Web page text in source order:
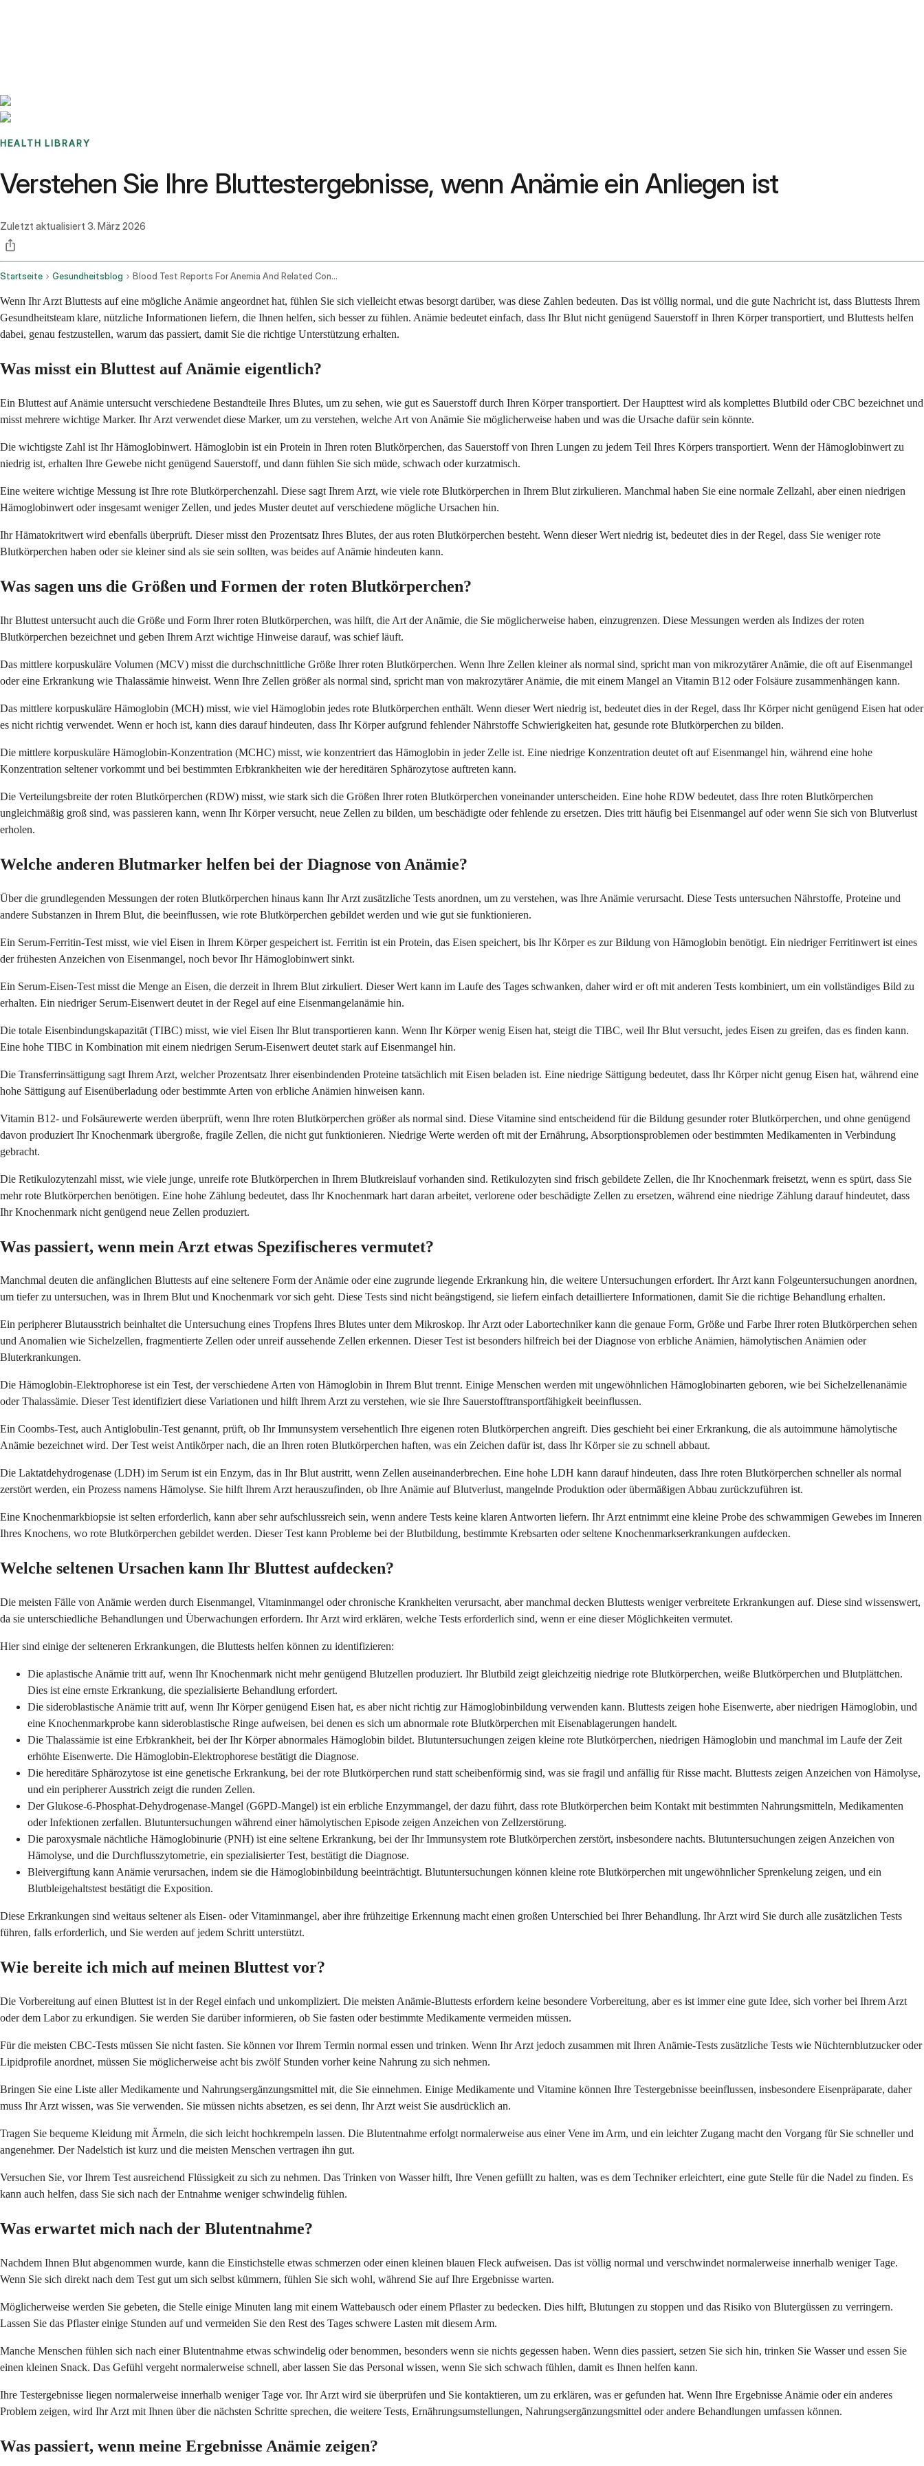
HEALTH LIBRARY
Verstehen Sie Ihre Bluttestergebnisse, wenn Anämie ein Anliegen ist
Zuletzt aktualisiert 3. März 2026
Startseite Gesundheitsblog Blood Test Reports For Anemia And Related Concerns
Wenn Ihr Arzt Bluttests auf eine mögliche Anämie angeordnet hat, fühlen Sie sich vielleicht etwas besorgt darüber, was diese Zahlen bedeuten. Das ist völlig normal, und die gute Nachricht ist, dass Bluttests Ihrem
Gesundheitsteam klare, nützliche Informationen liefern, die Ihnen helfen, sich besser zu fühlen. Anämie bedeutet einfach, dass Ihr Blut nicht genügend Sauerstoff in Ihren Körper transportiert, und Bluttests helfen
dabei, genau festzustellen, warum das passiert, damit Sie die richtige Unterstützung erhalten.
Was misst ein Bluttest auf Anämie eigentlich?
Ein Bluttest auf Anämie untersucht verschiedene Bestandteile Ihres Blutes, um zu sehen, wie gut es Sauerstoff durch Ihren Körper transportiert. Der Haupttest wird als komplettes Blutbild oder CBC bezeichnet und
misst mehrere wichtige Marker. Ihr Arzt verwendet diese Marker, um zu verstehen, welche Art von Anämie Sie möglicherweise haben und was die Ursache dafür sein könnte.
Die wichtigste Zahl ist Ihr Hämoglobinwert. Hämoglobin ist ein Protein in Ihren roten Blutkörperchen, das Sauerstoff von Ihren Lungen zu jedem Teil Ihres Körpers transportiert. Wenn der Hämoglobinwert zu
niedrig ist, erhalten Ihre Gewebe nicht genügend Sauerstoff, und dann fühlen Sie sich müde, schwach oder kurzatmisch.
Eine weitere wichtige Messung ist Ihre rote Blutkörperchenzahl. Diese sagt Ihrem Arzt, wie viele rote Blutkörperchen in Ihrem Blut zirkulieren. Manchmal haben Sie eine normale Zellzahl, aber einen niedrigen
Hämoglobinwert oder insgesamt weniger Zellen, und jedes Muster deutet auf verschiedene mögliche Ursachen hin.
Ihr Hämatokritwert wird ebenfalls überprüft. Dieser misst den Prozentsatz Ihres Blutes, der aus roten Blutkörperchen besteht. Wenn dieser Wert niedrig ist, bedeutet dies in der Regel, dass Sie weniger rote
Blutkörperchen haben oder sie kleiner sind als sie sein sollten, was beides auf Anämie hindeuten kann.
Was sagen uns die Größen und Formen der roten Blutkörperchen?
Ihr Bluttest untersucht auch die Größe und Form Ihrer roten Blutkörperchen, was hilft, die Art der Anämie, die Sie möglicherweise haben, einzugrenzen. Diese Messungen werden als Indizes der roten
Blutkörperchen bezeichnet und geben Ihrem Arzt wichtige Hinweise darauf, was schief läuft.
Das mittlere korpuskuläre Volumen (MCV) misst die durchschnittliche Größe Ihrer roten Blutkörperchen. Wenn Ihre Zellen kleiner als normal sind, spricht man von mikrozytärer Anämie, die oft auf Eisenmangel
oder eine Erkrankung wie Thalassämie hinweist. Wenn Ihre Zellen größer als normal sind, spricht man von makrozytärer Anämie, die mit einem Mangel an Vitamin B12 oder Folsäure zusammenhängen kann.
Das mittlere korpuskuläre Hämoglobin (MCH) misst, wie viel Hämoglobin jedes rote Blutkörperchen enthält. Wenn dieser Wert niedrig ist, bedeutet dies in der Regel, dass Ihr Körper nicht genügend Eisen hat oder
es nicht richtig verwendet. Wenn er hoch ist, kann dies darauf hindeuten, dass Ihr Körper aufgrund fehlender Nährstoffe Schwierigkeiten hat, gesunde rote Blutkörperchen zu bilden.
Die mittlere korpuskuläre Hämoglobin-Konzentration (MCHC) misst, wie konzentriert das Hämoglobin in jeder Zelle ist. Eine niedrige Konzentration deutet oft auf Eisenmangel hin, während eine hohe
Konzentration seltener vorkommt und bei bestimmten Erbkrankheiten wie der hereditären Sphärozytose auftreten kann.
Die Verteilungsbreite der roten Blutkörperchen (RDW) misst, wie stark sich die Größen Ihrer roten Blutkörperchen voneinander unterscheiden. Eine hohe RDW bedeutet, dass Ihre roten Blutkörperchen
ungleichmäßig groß sind, was passieren kann, wenn Ihr Körper versucht, neue Zellen zu bilden, um beschädigte oder fehlende zu ersetzen. Dies tritt häufig bei Eisenmangel auf oder wenn Sie sich von Blutverlust
erholen.
Welche anderen Blutmarker helfen bei der Diagnose von Anämie?
Über die grundlegenden Messungen der roten Blutkörperchen hinaus kann Ihr Arzt zusätzliche Tests anordnen, um zu verstehen, was Ihre Anämie verursacht. Diese Tests untersuchen Nährstoffe, Proteine und
andere Substanzen in Ihrem Blut, die beeinflussen, wie rote Blutkörperchen gebildet werden und wie gut sie funktionieren.
Ein Serum-Ferritin-Test misst, wie viel Eisen in Ihrem Körper gespeichert ist. Ferritin ist ein Protein, das Eisen speichert, bis Ihr Körper es zur Bildung von Hämoglobin benötigt. Ein niedriger Ferritinwert ist eines
der frühesten Anzeichen von Eisenmangel, noch bevor Ihr Hämoglobinwert sinkt.
Ein Serum-Eisen-Test misst die Menge an Eisen, die derzeit in Ihrem Blut zirkuliert. Dieser Wert kann im Laufe des Tages schwanken, daher wird er oft mit anderen Tests kombiniert, um ein vollständiges Bild zu
erhalten. Ein niedriger Serum-Eisenwert deutet in der Regel auf eine Eisenmangelanämie hin.
Die totale Eisenbindungskapazität (TIBC) misst, wie viel Eisen Ihr Blut transportieren kann. Wenn Ihr Körper wenig Eisen hat, steigt die TIBC, weil Ihr Blut versucht, jedes Eisen zu greifen, das es finden kann.
Eine hohe TIBC in Kombination mit einem niedrigen Serum-Eisenwert deutet stark auf Eisenmangel hin.
Die Transferrinsättigung sagt Ihrem Arzt, welcher Prozentsatz Ihrer eisenbindenden Proteine tatsächlich mit Eisen beladen ist. Eine niedrige Sättigung bedeutet, dass Ihr Körper nicht genug Eisen hat, während eine
hohe Sättigung auf Eisenüberladung oder bestimmte Arten von erbliche Anämien hinweisen kann.
Vitamin B12- und Folsäurewerte werden überprüft, wenn Ihre roten Blutkörperchen größer als normal sind. Diese Vitamine sind entscheidend für die Bildung gesunder roter Blutkörperchen, und ohne genügend
davon produziert Ihr Knochenmark übergroße, fragile Zellen, die nicht gut funktionieren. Niedrige Werte werden oft mit der Ernährung, Absorptionsproblemen oder bestimmten Medikamenten in Verbindung
gebracht.
Die Retikulozytenzahl misst, wie viele junge, unreife rote Blutkörperchen in Ihrem Blutkreislauf vorhanden sind. Retikulozyten sind frisch gebildete Zellen, die Ihr Knochenmark freisetzt, wenn es spürt, dass Sie
mehr rote Blutkörperchen benötigen. Eine hohe Zählung bedeutet, dass Ihr Knochenmark hart daran arbeitet, verlorene oder beschädigte Zellen zu ersetzen, während eine niedrige Zählung darauf hindeutet, dass
Ihr Knochenmark nicht genügend neue Zellen produziert.
Was passiert, wenn mein Arzt etwas Spezifischeres vermutet?
Manchmal deuten die anfänglichen Bluttests auf eine seltenere Form der Anämie oder eine zugrunde liegende Erkrankung hin, die weitere Untersuchungen erfordert. Ihr Arzt kann Folgeuntersuchungen anordnen,
um tiefer zu untersuchen, was in Ihrem Blut und Knochenmark vor sich geht. Diese Tests sind nicht beängstigend, sie liefern einfach detailliertere Informationen, damit Sie die richtige Behandlung erhalten.
Ein peripherer Blutausstrich beinhaltet die Untersuchung eines Tropfens Ihres Blutes unter dem Mikroskop. Ihr Arzt oder Labortechniker kann die genaue Form, Größe und Farbe Ihrer roten Blutkörperchen sehen
und Anomalien wie Sichelzellen, fragmentierte Zellen oder unreif aussehende Zellen erkennen. Dieser Test ist besonders hilfreich bei der Diagnose von erbliche Anämien, hämolytischen Anämien oder
Bluterkrankungen.
Die Hämoglobin-Elektrophorese ist ein Test, der verschiedene Arten von Hämoglobin in Ihrem Blut trennt. Einige Menschen werden mit ungewöhnlichen Hämoglobinarten geboren, wie bei Sichelzellenanämie
oder Thalassämie. Dieser Test identifiziert diese Variationen und hilft Ihrem Arzt zu verstehen, wie sie Ihre Sauerstofftransportfähigkeit beeinflussen.
Ein Coombs-Test, auch Antiglobulin-Test genannt, prüft, ob Ihr Immunsystem versehentlich Ihre eigenen roten Blutkörperchen angreift. Dies geschieht bei einer Erkrankung, die als autoimmune hämolytische
Anämie bezeichnet wird. Der Test weist Antikörper nach, die an Ihren roten Blutkörperchen haften, was ein Zeichen dafür ist, dass Ihr Körper sie zu schnell abbaut.
Die Laktatdehydrogenase (LDH) im Serum ist ein Enzym, das in Ihr Blut austritt, wenn Zellen auseinanderbrechen. Eine hohe LDH kann darauf hindeuten, dass Ihre roten Blutkörperchen schneller als normal
zerstört werden, ein Prozess namens Hämolyse. Sie hilft Ihrem Arzt herauszufinden, ob Ihre Anämie auf Blutverlust, mangelnde Produktion oder übermäßigen Abbau zurückzuführen ist.
Eine Knochenmarkbiopsie ist selten erforderlich, kann aber sehr aufschlussreich sein, wenn andere Tests keine klaren Antworten liefern. Ihr Arzt entnimmt eine kleine Probe des schwammigen Gewebes im Inneren
Ihres Knochens, wo rote Blutkörperchen gebildet werden. Dieser Test kann Probleme bei der Blutbildung, bestimmte Krebsarten oder seltene Knochenmarkserkrankungen aufdecken.
Welche seltenen Ursachen kann Ihr Bluttest aufdecken?
Die meisten Fälle von Anämie werden durch Eisenmangel, Vitaminmangel oder chronische Krankheiten verursacht, aber manchmal decken Bluttests weniger verbreitete Erkrankungen auf. Diese sind wissenswert,
da sie unterschiedliche Behandlungen und Überwachungen erfordern. Ihr Arzt wird erklären, welche Tests erforderlich sind, wenn er eine dieser Möglichkeiten vermutet.
Hier sind einige der selteneren Erkrankungen, die Bluttests helfen können zu identifizieren:
Die aplastische Anämie tritt auf, wenn Ihr Knochenmark nicht mehr genügend Blutzellen produziert. Ihr Blutbild zeigt gleichzeitig niedrige rote Blutkörperchen, weiße Blutkörperchen und Blutplättchen.
Dies ist eine ernste Erkrankung, die spezialisierte Behandlung erfordert.
Die sideroblastische Anämie tritt auf, wenn Ihr Körper genügend Eisen hat, es aber nicht richtig zur Hämoglobinbildung verwenden kann. Bluttests zeigen hohe Eisenwerte, aber niedrigen Hämoglobin, und
eine Knochenmarkprobe kann sideroblastische Ringe aufweisen, bei denen es sich um abnormale rote Blutkörperchen mit Eisenablagerungen handelt.
Die Thalassämie ist eine Erbkrankheit, bei der Ihr Körper abnormales Hämoglobin bildet. Blutuntersuchungen zeigen kleine rote Blutkörperchen, niedrigen Hämoglobin und manchmal im Laufe der Zeit
erhöhte Eisenwerte. Die Hämoglobin-Elektrophorese bestätigt die Diagnose.
Die hereditäre Sphärozytose ist eine genetische Erkrankung, bei der rote Blutkörperchen rund statt scheibenförmig sind, was sie fragil und anfällig für Risse macht. Bluttests zeigen Anzeichen von Hämolyse,
und ein peripherer Ausstrich zeigt die runden Zellen.
Der Glukose-6-Phosphat-Dehydrogenase-Mangel (G6PD-Mangel) ist ein erbliche Enzymmangel, der dazu führt, dass rote Blutkörperchen beim Kontakt mit bestimmten Nahrungsmitteln, Medikamenten
oder Infektionen zerfallen. Blutuntersuchungen während einer hämolytischen Episode zeigen Anzeichen von Zellzerstörung.
Die paroxysmale nächtliche Hämoglobinurie (PNH) ist eine seltene Erkrankung, bei der Ihr Immunsystem rote Blutkörperchen zerstört, insbesondere nachts. Blutuntersuchungen zeigen Anzeichen von
Hämolyse, und die Durchflusszytometrie, ein spezialisierter Test, bestätigt die Diagnose.
Bleivergiftung kann Anämie verursachen, indem sie die Hämoglobinbildung beeinträchtigt. Blutuntersuchungen können kleine rote Blutkörperchen mit ungewöhnlicher Sprenkelung zeigen, und ein
Blutbleigehaltstest bestätigt die Exposition.
Diese Erkrankungen sind weitaus seltener als Eisen- oder Vitaminmangel, aber ihre frühzeitige Erkennung macht einen großen Unterschied bei Ihrer Behandlung. Ihr Arzt wird Sie durch alle zusätzlichen Tests
führen, falls erforderlich, und Sie werden auf jedem Schritt unterstützt.
Wie bereite ich mich auf meinen Bluttest vor?
Die Vorbereitung auf einen Bluttest ist in der Regel einfach und unkompliziert. Die meisten Anämie-Bluttests erfordern keine besondere Vorbereitung, aber es ist immer eine gute Idee, sich vorher bei Ihrem Arzt
oder dem Labor zu erkundigen. Sie werden Sie darüber informieren, ob Sie fasten oder bestimmte Medikamente vermeiden müssen.
Für die meisten CBC-Tests müssen Sie nicht fasten. Sie können vor Ihrem Termin normal essen und trinken. Wenn Ihr Arzt jedoch zusammen mit Ihren Anämie-Tests zusätzliche Tests wie Nüchternblutzucker oder
Lipidprofile anordnet, müssen Sie möglicherweise acht bis zwölf Stunden vorher keine Nahrung zu sich nehmen.
Bringen Sie eine Liste aller Medikamente und Nahrungsergänzungsmittel mit, die Sie einnehmen. Einige Medikamente und Vitamine können Ihre Testergebnisse beeinflussen, insbesondere Eisenpräparate, daher
muss Ihr Arzt wissen, was Sie verwenden. Sie müssen nichts absetzen, es sei denn, Ihr Arzt weist Sie ausdrücklich an.
Tragen Sie bequeme Kleidung mit Ärmeln, die sich leicht hochkrempeln lassen. Die Blutentnahme erfolgt normalerweise aus einer Vene im Arm, und ein leichter Zugang macht den Vorgang für Sie schneller und
angenehmer. Der Nadelstich ist kurz und die meisten Menschen vertragen ihn gut.
Versuchen Sie, vor Ihrem Test ausreichend Flüssigkeit zu sich zu nehmen. Das Trinken von Wasser hilft, Ihre Venen gefüllt zu halten, was es dem Techniker erleichtert, eine gute Stelle für die Nadel zu finden. Es
kann auch helfen, dass Sie sich nach der Entnahme weniger schwindelig fühlen.
Was erwartet mich nach der Blutentnahme?
Nachdem Ihnen Blut abgenommen wurde, kann die Einstichstelle etwas schmerzen oder einen kleinen blauen Fleck aufweisen. Das ist völlig normal und verschwindet normalerweise innerhalb weniger Tage.
Wenn Sie sich direkt nach dem Test gut um sich selbst kümmern, fühlen Sie sich wohl, während Sie auf Ihre Ergebnisse warten.
Möglicherweise werden Sie gebeten, die Stelle einige Minuten lang mit einem Wattebausch oder einem Pflaster zu bedecken. Dies hilft, Blutungen zu stoppen und das Risiko von Blutergüssen zu verringern.
Lassen Sie das Pflaster einige Stunden auf und vermeiden Sie den Rest des Tages schwere Lasten mit diesem Arm.
Manche Menschen fühlen sich nach einer Blutentnahme etwas schwindelig oder benommen, besonders wenn sie nichts gegessen haben. Wenn dies passiert, setzen Sie sich hin, trinken Sie Wasser und essen Sie
einen kleinen Snack. Das Gefühl vergeht normalerweise schnell, aber lassen Sie das Personal wissen, wenn Sie sich schwach fühlen, damit es Ihnen helfen kann.
Ihre Testergebnisse liegen normalerweise innerhalb weniger Tage vor. Ihr Arzt wird sie überprüfen und Sie kontaktieren, um zu erklären, was er gefunden hat. Wenn Ihre Ergebnisse Anämie oder ein anderes
Problem zeigen, wird Ihr Arzt mit Ihnen über die nächsten Schritte sprechen, die weitere Tests, Ernährungsumstellungen, Nahrungsergänzungsmittel oder andere Behandlungen umfassen können.
Was passiert, wenn meine Ergebnisse Anämie zeigen?